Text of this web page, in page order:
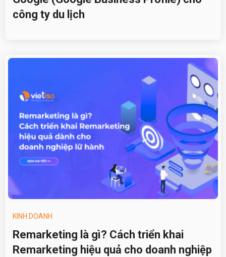
công ty du lịch
KINH DOANH
Remarketing là gì? Cách triển khai
Remarketing hiệu quả cho doanh nghiệp